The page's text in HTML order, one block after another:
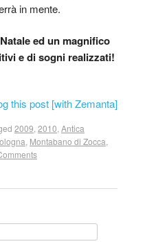
in mente.
ed un magnifico
e di sogni realizzati!
2009 2010 Antica
Montabano di Zocca